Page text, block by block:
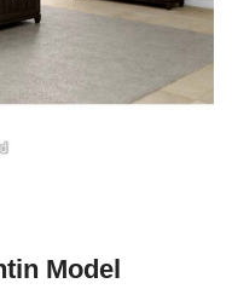
Model